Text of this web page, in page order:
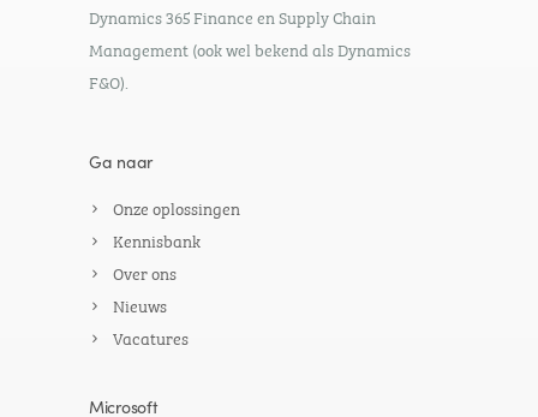
Dynamics 365 Finance en Supply Chain
Management (ook wel bekend als Dynamics
F&O).
Ga naar
Onze oplossingen
Kennisbank
Over ons
Nieuws
Vacatures
Microsoft